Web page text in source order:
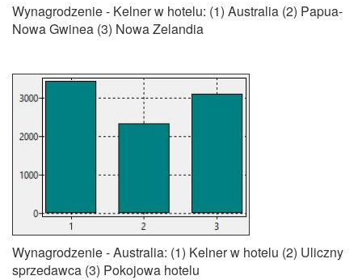
Wynagrodzenie - Kelner w hotelu: (1) Australia (2) Papua-
Nowa Gwinea (3) Nowa Zelandia
Wynagrodzenie - Australia: (1) Kelner w hotelu (2) Uliczny
sprzedawca (3) Pokojowa hotelu